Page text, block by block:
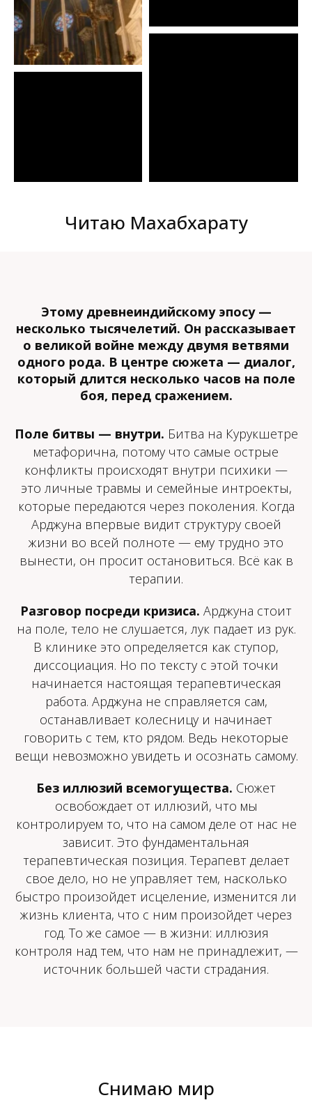
Читаю Махабхарату
Этому древнеиндийскому эпосу —
несколько тысячелетий. Он рассказывает
о великой войне между двумя ветвями
одного рода. В центре сюжета — диалог,
который длится несколько часов на поле
боя, перед сражением.
Поле битвы — внутри. Битва на Курукшетре
метафорична, потому что самые острые
конфликты происходят внутри психики —
это личные травмы и семейные интроекты,
которые передаются через поколения. Когда
Арджуна впервые видит структуру своей
жизни во всей полноте — ему трудно это
вынести, он просит остановиться. Всё как в
терапии.
Разговор посреди кризиса. Арджуна стоит
на поле, тело не слушается, лук падает из рук.
В клинике это определяется как ступор,
диссоциация. Но по тексту с этой точки
начинается настоящая терапевтическая
работа. Арджуна не справляется сам,
останавливает колесницу и начинает
говорить с тем, кто рядом. Ведь некоторые
вещи невозможно увидеть и осознать самому.
Без иллюзий всемогущества. Сюжет
освобождает от иллюзий, что мы
контролируем то, что на самом деле от нас не
зависит. Это фундаментальная
терапевтическая позиция. Терапевт делает
свое дело, но не управляет тем, насколько
быстро произойдет исцеление, изменится ли
жизнь клиента, что с ним произойдет через
год. То же самое — в жизни: иллюзия
контроля над тем, что нам не принадлежит, —
источник большей части страдания.
Снимаю мир